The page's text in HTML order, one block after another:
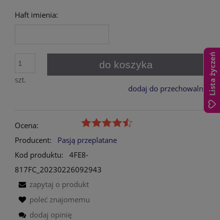
Haft imienia:
szt.
do koszyka
dodaj do przechowalni
Ocena:
Producent:
Pasją przeplatane
Kod produktu:
4FE8-
817FC_20230226092943
zapytaj o produkt
poleć znajomemu
dodaj opinię
Lista życzeń